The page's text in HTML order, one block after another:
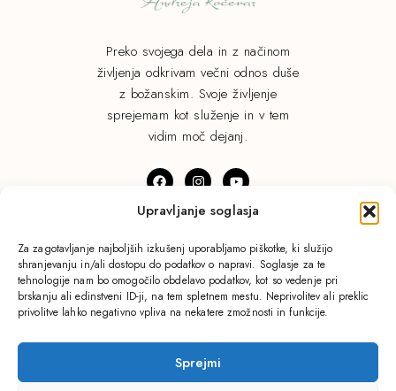
Upravljanje soglasja
Za zagotavljanje najboljših izkušenj uporabljamo piškotke, ki služijo
shranjevanju in/ali dostopu do podatkov o napravi. Soglasje za te
tehnologije nam bo omogočilo obdelavo podatkov, kot so vedenje pri
brskanju ali edinstveni ID-ji, na tem spletnem mestu. Neprivolitev ali preklic
privolitve lahko negativno vpliva na nekatere zmožnosti in funkcije.
Sprejmi
Preko svojega dela in z načinom
življenja odkrivam večni odnos duše
z božanskim. Svoje življenje
sprejemam kot služenje in v tem
vidim moč dejanj.
Pravilnik o zasebnosti.
Domov Blog